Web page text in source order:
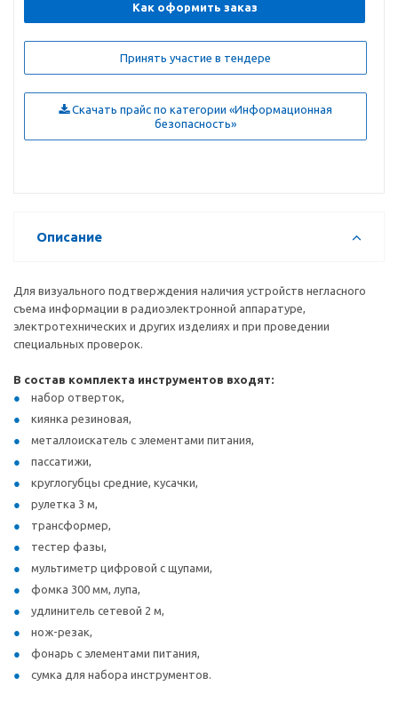
Как оформить заказ
Принять участие в тендере
Скачать прайс по категории «Информационная
безопасность»
Описание
Для визуального подтверждения наличия устройств негласного
съема информации в радиоэлектронной аппаратуре,
электротехнических и других изделиях и при проведении
специальных проверок.
В состав комплекта инструментов входят:
набор отверток,
киянка резиновая,
металлоискатель с элементами питания,
пассатижи,
круглогубцы средние, кусачки,
рулетка 3 м,
трансформер,
тестер фазы,
мультиметр цифровой с щупами,
фомка 300 мм, лупа,
удлинитель сетевой 2 м,
нож-резак,
фонарь с элементами питания,
сумка для набора инструментов.